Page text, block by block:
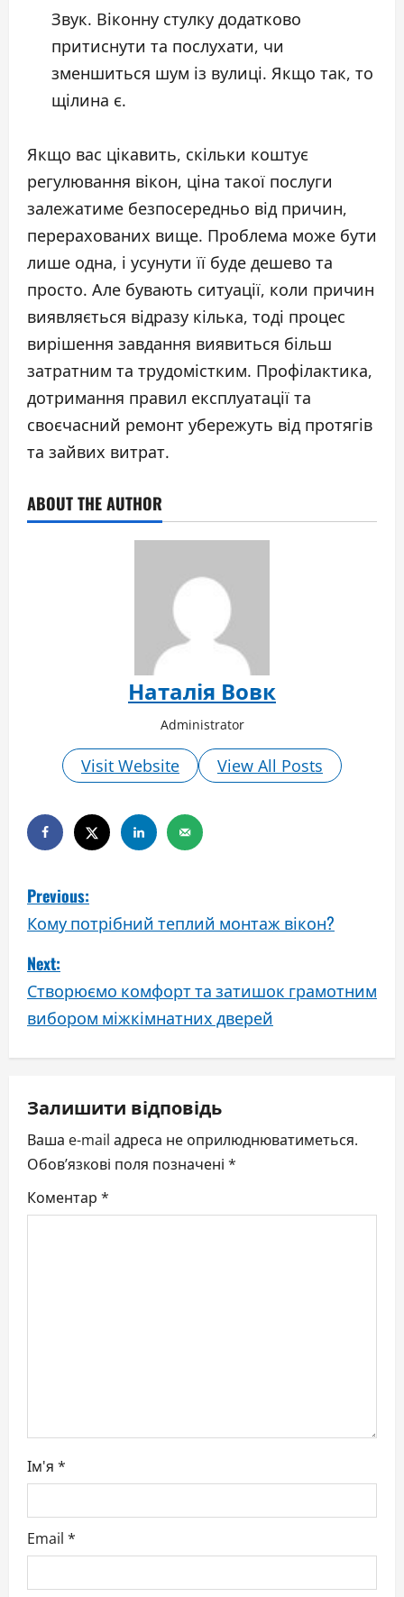
Звук. Віконну стулку додатково
притиснути та послухати, чи
зменшиться шум із вулиці. Якщо так, то
щілина є.
Якщо вас цікавить, скільки коштує
регулювання вікон, ціна такої послуги
залежатиме безпосередньо від причин,
перерахованих вище. Проблема може бути
лише одна, і усунути її буде дешево та
просто. Але бувають ситуації, коли причин
виявляється відразу кілька, тоді процес
вирішення завдання виявиться більш
затратним та трудомістким. Профілактика,
дотримання правил експлуатації та
своєчасний ремонт убережуть від протягів
та зайвих витрат.
ABOUT THE AUTHOR
Наталія Вовк
Administrator
Visit Website View All Posts
P
o
s
t
n
v
i
g
a
Previous:
Кому потрібний теплий монтаж вікон?
Next:
Створюємо комфорт та затишок грамотним
вибором міжкімнатних дверей
Залишити відповідь
Ваша e-mail адреса не оприлюднюватиметься.
Обов’язкові поля позначені *
Коментар *
Ім'я *
Email *